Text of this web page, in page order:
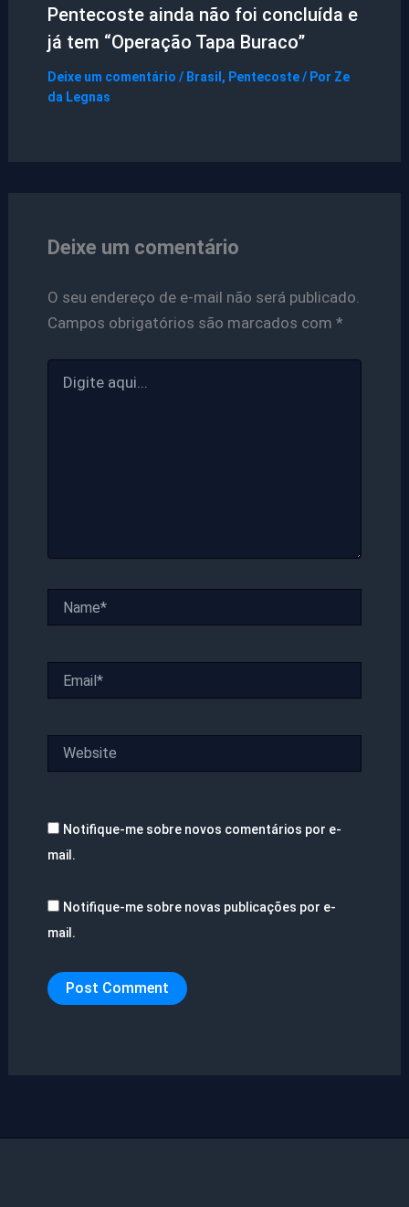
Pentecoste ainda não foi concluída e
já tem “Operação Tapa Buraco”
Deixe um comentário / Brasil , Pentecoste/ Por Ze
da Legnas
Deixe um comentário
O seu endereço de e-mail não será publicado.
Campos obrigatórios são marcados com *
aqui...
Notifique-me sobre novos comentários por e-
mail.
Notifique-me sobre novas publicações por e-
mail.